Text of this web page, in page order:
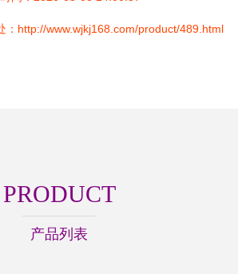
：http://www.wjkj168.com/product/489.html
PRODUCT
产品列表